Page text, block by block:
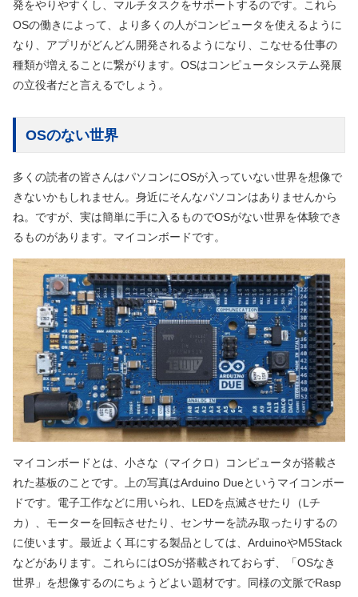
発をやりやすくし、マルチタスクをサポートするのです。これら
OSの働きによって、より多くの人がコンピュータを使えるように
なり、アプリがどんどん開発されるようになり、こなせる仕事の
種類が増えることに繋がります。OSはコンピュータシステム発展
の立役者だと言えるでしょう。
OSのない世界
多くの読者の皆さんはパソコンにOSが入っていない世界を想像で
きないかもしれません。身近にそんなパソコンはありませんから
ね。ですが、実は簡単に手に入るものでOSがない世界を体験でき
るものがあります。マイコンボードです。
マイコンボードとは、小さな（マイクロ）コンピュータが搭載さ
れた基板のことです。上の写真はArduino Dueというマイコンボー
ドです。電子工作などに用いられ、LEDを点滅させたり（Lチ
カ）、モーターを回転させたり、センサーを読み取ったりするの
に使います。最近よく耳にする製品としては、ArduinoやM5Stack
などがあります。これらにはOSが搭載されておらず、「OSなき
世界」を想像するのにちょうどよい題材です。同様の文脈でRasp